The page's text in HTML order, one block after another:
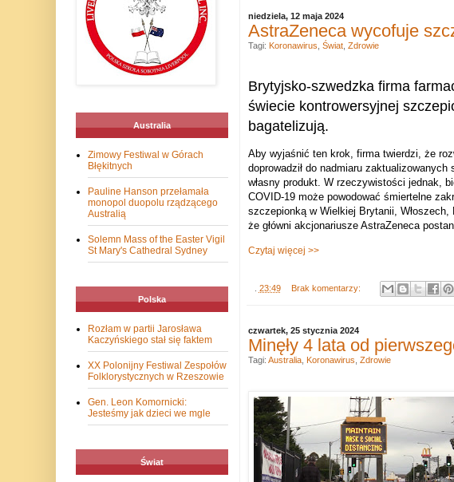
niedziela, 12 maja 2024
AstraZeneca wycofuje
Brytyjsko-szwedzka firma
świecie kontrowersyjnej
bagatelizują.
Aby wyjaśnić ten krok, firma twierdzi, że
doprowadził do nadmiaru zaktualizowanych
własny produkt. W rzeczywistości jednak,
COVID-19 może powodować śmiertelne
szczepionką w Wielkiej Brytanii,
że główni akcjonariusze AstraZeneca
Czytaj więcej >>
23:49 Brak komentarzy:
Tagi: Koronawirus Świat, Zdrowie
czwartek, 25 stycznia 2024
Minęły 4 lata od
Tagi: Australia, Koronawirus Zdrowie
Australia
Zimowy Festiwal w Górach
Błękitnych
Pauline Hanson przełamała
monopol duopolu rządzącego
Australią
Solemn Mass of the Easter Vigil
St Mary's Cathedral Sydney
Polska
Rozłam w partii Jarosława
Kaczyńskiego stał się faktem
XX Polonijny Festiwal Zespołów
Folklorystycznych w Rzeszowie
Gen. Leon Komornicki:
Jesteśmy jak dzieci we mgle
Świat